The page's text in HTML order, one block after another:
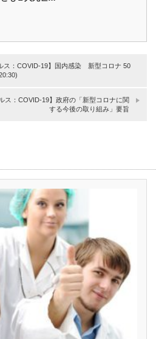
ス：COVID-19】国内感染 新型コロナ 50
ス：COVID-19】政府の「新型コロナに関
する今後の取り組み」要旨